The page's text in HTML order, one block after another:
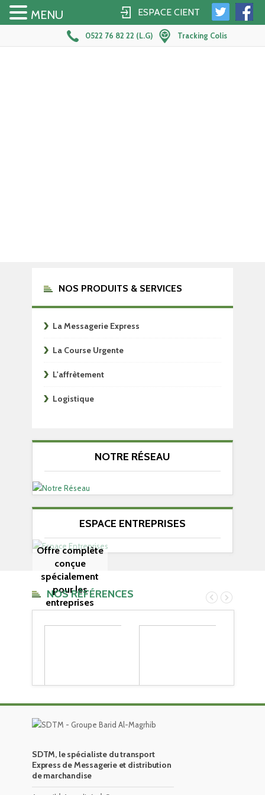
0522 76 82 22 (L.G) Tracking Colis
ESPACE CIENT
NOS PRODUITS & SERVICES
La Messagerie Express
La Course Urgente
L'affrètement
Logistique
NOTRE RÉSEAU
ESPACE ENTREPRISES
Offre complète
conçue
spécialement
pour les
entreprises
NOS RÉFÉRENCES
SDTM, le spécialiste du transport
Express de Messagerie et distribution
de marchandise
MENU